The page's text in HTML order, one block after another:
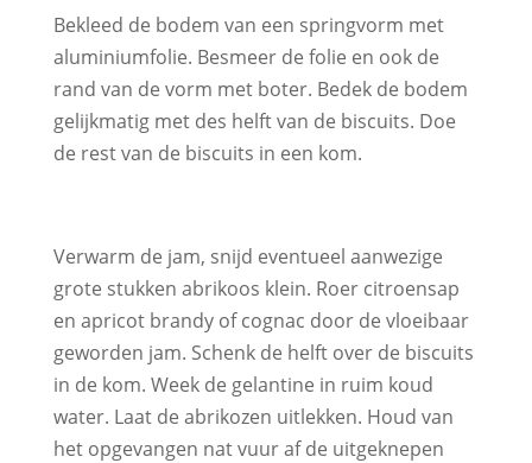
Bekleed de bodem van een springvorm met
aluminiumfolie. Besmeer de folie en ook de
rand van de vorm met boter. Bedek de bodem
gelijkmatig met des helft van de biscuits. Doe
de rest van de biscuits in een kom.
Verwarm de jam, snijd eventueel aanwezige
grote stukken abrikoos klein. Roer citroensap
en apricot brandy of cognac door de vloeibaar
geworden jam. Schenk de helft over de biscuits
in de kom. Week de gelantine in ruim koud
water. Laat de abrikozen uitlekken. Houd van
het opgevangen nat vuur af de uitgeknepen